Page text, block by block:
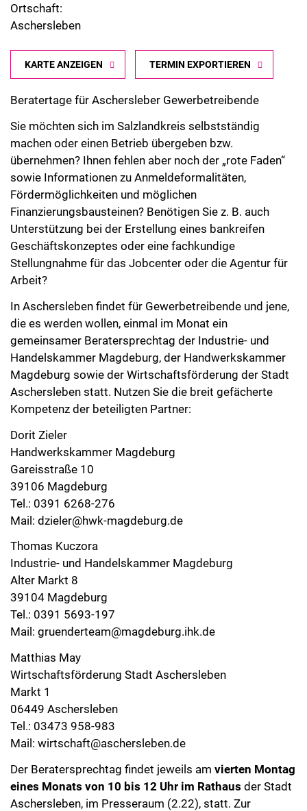
Ortschaft:
Aschersleben
KARTE ANZEIGEN TERMIN EXPORTIEREN
Beratertage für Aschersleber Gewerbetreibende
Sie möchten sich im Salzlandkreis selbstständig
machen oder einen Betrieb übergeben bzw.
übernehmen? Ihnen fehlen aber noch der „rote Faden“
sowie Informationen zu Anmeldeformalitäten,
Fördermöglichkeiten und möglichen
Finanzierungsbausteinen? Benötigen Sie z. B. auch
Unterstützung bei der Erstellung eines bankreifen
Geschäftskonzeptes oder eine fachkundige
Stellungnahme für das Jobcenter oder die Agentur für
Arbeit?
In Aschersleben findet für Gewerbetreibende und jene,
die es werden wollen, einmal im Monat ein
gemeinsamer Beratersprechtag der Industrie- und
Handelskammer Magdeburg, der Handwerkskammer
Magdeburg sowie der Wirtschaftsförderung der Stadt
Aschersleben statt. Nutzen Sie die breit gefächerte
Kompetenz der beteiligten Partner:
Dorit Zieler
Handwerkskammer Magdeburg
Gareisstraße 10
39106 Magdeburg
Tel.: 0391 6268-276
Mail: dzieler@hwk-magdeburg.de
Thomas Kuczora
Industrie- und Handelskammer Magdeburg
Alter Markt 8
39104 Magdeburg
Tel.: 0391 5693-197
Mail: gruenderteam@magdeburg.ihk.de
Matthias May
Wirtschaftsförderung Stadt Aschersleben
Markt 1
06449 Aschersleben
Tel.: 03473 958-983
Mail: wirtschaft@aschersleben.de
Der Beratersprechtag findet jeweils am vierten Montag
eines Monats von 10 bis 12 Uhr im Rathaus der Stadt
Aschersleben, im Presseraum (2.22), statt. Zur